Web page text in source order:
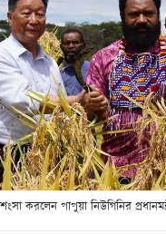
করলেন পাপুয়া নিউগিনির